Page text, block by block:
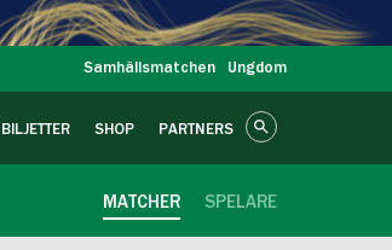
Samhällsmatchen Ungdom
BILJETTER SHOP PARTNERS
SPELARE
MATCHER